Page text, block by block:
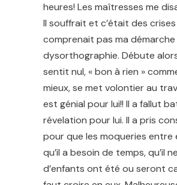
heures! Les maîtresses me
Il souffrait et c’était des crises
comprenait pas ma
dysorthographie. Débute
sentit nul, « bon à rien »
mieux, se met volontier au
est génial pour lui!! Il a fallut
révelation pour lui. Il a pris
pour que les moqueries entre
qu’il a besoin de temps, qu’il
d’enfants ont été ou seront